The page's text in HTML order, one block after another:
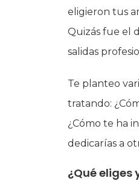
eligieron tus
Quizás fue el
salidas
Te planteo
tratando:
¿Cómo te ha
dedicarías a
¿Qué eliges